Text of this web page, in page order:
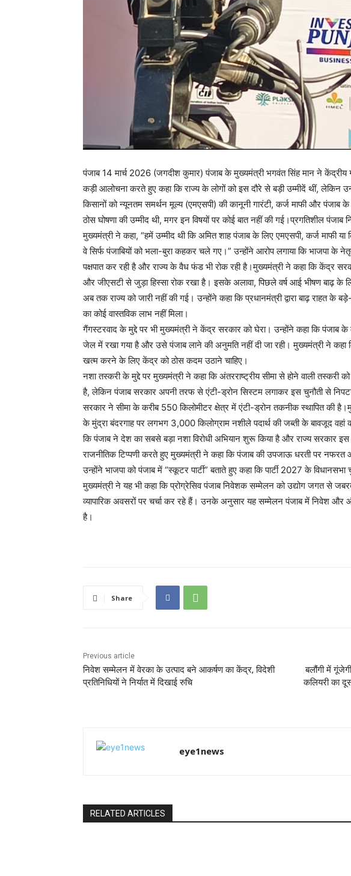
पंजाब 14 मार्च 2026 (जगदीश कुमार) पंजाब के मुख्यमंत्री भगवंत सिंह मान ने केंद्रीय
कड़ी आलोचना करते हुए कहा कि राज्य के लोगों को इस दौरे से बड़ी उम्मीदें थीं, लेकिन
किसानों को न्यूनतम समर्थन मूल्य (एमएसपी) की कानूनी गारंटी, कर्ज माफी और पंजाब के
ठोस घोषणा की उम्मीद थी, मगर इन विषयों पर कोई बात नहीं की गई।प्रगतिशील
मुख्यमंत्री ने कहा, “हमें उम्मीद थी कि अमित शाह पंजाब के लिए एमएसपी, कर्ज माफी
वे सिर्फ पंजाबियों को भला-बुरा कहकर चले गए।” उन्होंने आरोप लगाया कि भाजपा के
पक्षपात कर रही है और राज्य के वैध फंड भी रोक रही है।मुख्यमंत्री ने कहा कि केंद्र
और जीएसटी से जुड़ा हिस्सा रोक रखा है। इसके अलावा, पिछले वर्ष आई भीषण बाढ़ के
अब तक राज्य को जारी नहीं की गई। उन्होंने कहा कि प्रधानमंत्री द्वारा बाढ़ राहत के
का कोई वास्तविक लाभ नहीं मिला।
गैंगस्टरवाद के मुद्दे पर भी मुख्यमंत्री ने केंद्र सरकार को घेरा। उन्होंने कहा कि पंजाब
जेल में रखा गया है और उसे पंजाब लाने की अनुमति नहीं दी जा रही। मुख्यमंत्री ने कहा
खत्म करने के लिए केंद्र को ठोस कदम उठाने चाहिए।
नशा तस्करी के मुद्दे पर मुख्यमंत्री ने कहा कि अंतरराष्ट्रीय सीमा से होने वाली तस्करी
है, लेकिन पंजाब सरकार अपनी तरफ से एंटी-ड्रोन सिस्टम लगाकर इस चुनौती से
सरकार ने सीमा के करीब 550 किलोमीटर क्षेत्र में एंटी-ड्रोन तकनीक स्थापित की
के मुंद्रा बंदरगाह पर लगभग 3,000 किलोग्राम नशीले पदार्थ की जब्ती के बावजूद वहां
कि पंजाब ने देश का सबसे बड़ा नशा विरोधी अभियान शुरू किया है और राज्य सरकार इस
राजनीतिक टिप्पणी करते हुए मुख्यमंत्री ने कहा कि पंजाब की उपजाऊ धरती पर नफरत
उन्होंने भाजपा को पंजाब में “स्कूटर पार्टी” बताते हुए कहा कि पार्टी 2027 के
मुख्यमंत्री ने यह भी कहा कि प्रोग्रेसिव पंजाब निवेशक सम्मेलन को उद्योग जगत से
व्यापारिक अवसरों पर चर्चा कर रहे हैं। उनके अनुसार यह सम्मेलन पंजाब में निवेश और
है।
Share
Previous article
निवेश सम्मेलन में वेरका के उत्पाद बने आकर्षण का केंद्र, विदेशी
प्रतिनिधियों ने निर्यात में दिखाई रुचि
बलौंगी में
कलियरी का
eye1news
RELATED ARTICLES